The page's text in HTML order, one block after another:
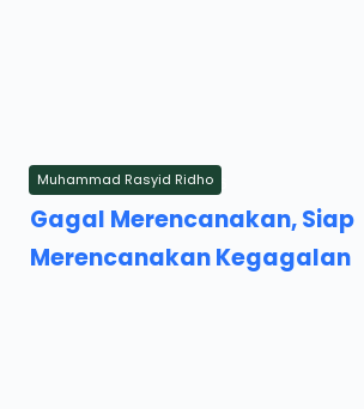
Muhammad Rasyid Ridho
Tuesday, 24 February 2026
Gagal Merencanakan, Siap
Merencanakan Kegagalan